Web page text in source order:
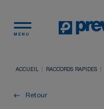
MENU
ACCUEIL RACCORDS RAPIDES
Retour